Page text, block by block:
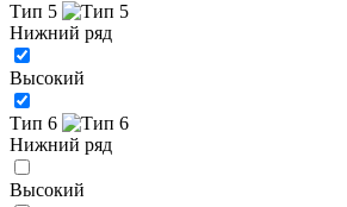
Тип 5
Нижний ряд
Высокий
Тип 6
Нижний ряд
Высокий